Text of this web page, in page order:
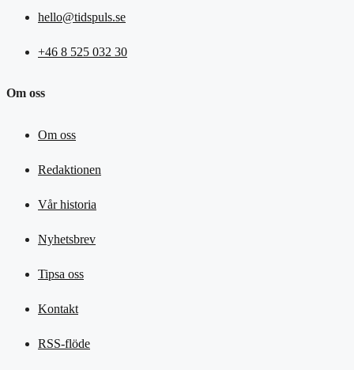
hello@tidspuls.se
+46 8 525 032 30
Om oss
Om oss
Redaktionen
Vår historia
Nyhetsbrev
Tipsa oss
Kontakt
RSS-flöde